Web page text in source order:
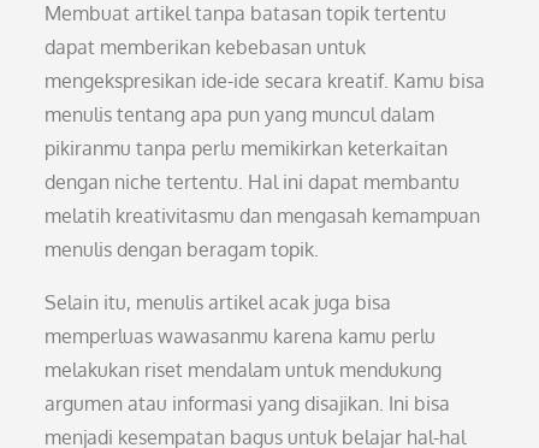
Membuat artikel tanpa batasan topik tertentu
dapat memberikan kebebasan untuk
mengekspresikan ide-ide secara kreatif. Kamu bisa
menulis tentang apa pun yang muncul dalam
pikiranmu tanpa perlu memikirkan keterkaitan
dengan niche tertentu. Hal ini dapat membantu
melatih kreativitasmu dan mengasah kemampuan
menulis dengan beragam topik.
Selain itu, menulis artikel acak juga bisa
memperluas wawasanmu karena kamu perlu
melakukan riset mendalam untuk mendukung
argumen atau informasi yang disajikan. Ini bisa
menjadi kesempatan bagus untuk belajar hal-hal